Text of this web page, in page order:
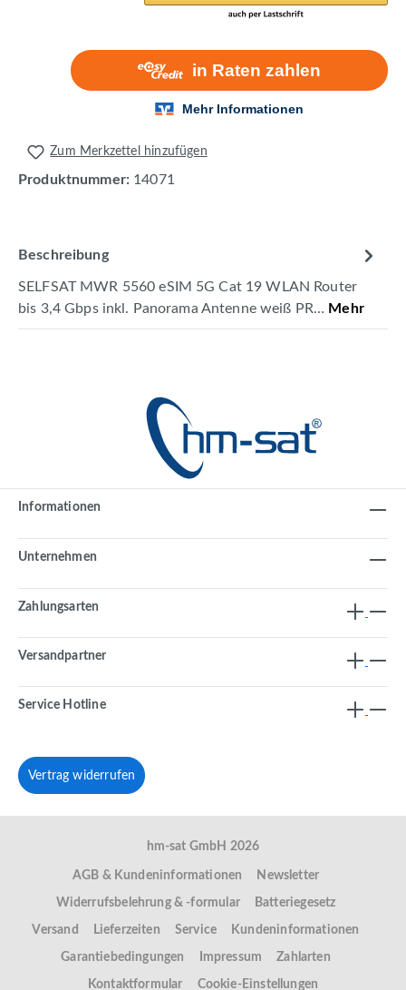
Zum Merkzettel hinzufügen
Produktnummer: 14071
Beschreibung
SELFSAT MWR 5560 eSIM 5G Cat 19 WLAN Router
bis 3,4 Gbps inkl. Panorama Antenne weiß PR… Mehr
Informationen
Unternehmen
Zahlungsarten
Versandpartner
Service Hotline
Vertrag widerrufen
hm-sat GmbH 2026
AGB & Kundeninformationen Newsletter
Widerrufsbelehrung & -formular Batteriegesetz
Versand Lieferzeiten Service Kundeninformationen
Garantiebedingungen Impressum Zahlarten
Kontaktformular Cookie-Einstellungen